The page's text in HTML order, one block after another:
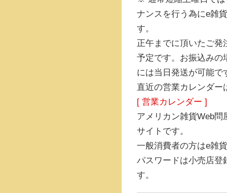
ナンスを行う為にe雑
す。
正午までに頂いたご発
予定です。お振込みの
には当日発送が可能で
直近の営業カレンダー
[ 営業カレンダー ]
アメリカン雑貨Web
サイトです。
一般消費者の方はe雑
パスワードは小売店登
す。